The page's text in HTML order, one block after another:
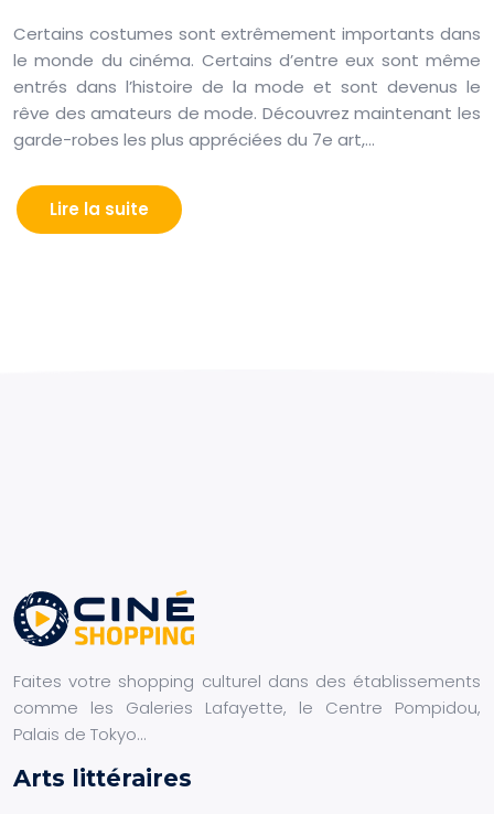
Certains costumes sont extrêmement importants dans
le monde du cinéma. Certains d’entre eux sont même
entrés dans l’histoire de la mode et sont devenus le
rêve des amateurs de mode. Découvrez maintenant les
garde-robes les plus appréciées du 7e art,…
Lire la suite
Faites votre shopping culturel dans des établissements
comme les Galeries Lafayette, le Centre Pompidou,
Palais de Tokyo…
Arts littéraires